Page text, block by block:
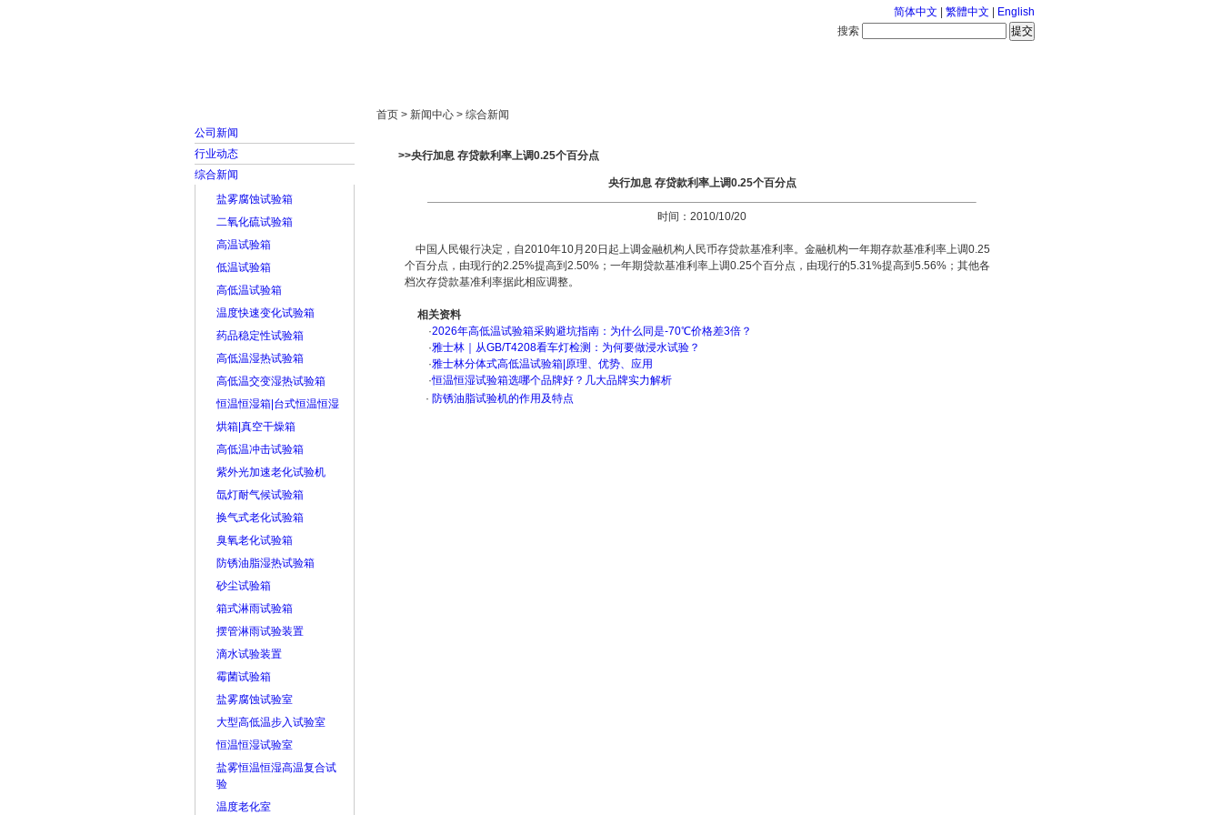
简体中文 繁體中文
English
搜索
公司新闻
行业动态
综合新闻
盐雾腐蚀试验箱
二氧化硫试验箱
高温试验箱
低温试验箱
高低温试验箱
温度快速变化试验箱
药品稳定性试验箱
高低温湿热试验箱
高低温交变湿热试验箱
恒温恒湿箱|台式恒温恒湿
烘箱|真空干燥箱
高低温冲击试验箱
紫外光加速老化试验机
氙灯耐气候试验箱
换气式老化试验箱
臭氧老化试验箱
防锈油脂湿热试验箱
砂尘试验箱
箱式淋雨试验箱
摆管淋雨试验装置
滴水试验装置
霉菌试验箱
盐雾腐蚀试验室
大型高低温步入试验室
恒温恒湿试验室
盐雾恒温恒湿高温复合试
验
温度老化室
首页 > 新闻中心 > 综合新闻
>>央行加息 存贷款利率上调0.25个百分点
央行加息 存贷款利率上调0.25个百分点
时间：2010/10/20
中国人民银行决定，自2010年10月20日起上调金融机构人民币存贷款基准利率。金融机构一年期存款基准利率上调0.25
个百分点，由现行的2.25%提高到2.50%；一年期贷款基准利率上调0.25个百分点，由现行的5.31%提高到5.56%；其他各
档次存贷款基准利率据此相应调整。
相关资料
·2026年高低温试验箱采购避坑指南：为什么同是-70℃价格差3倍？
·雅士林｜从GB/T4208看车灯检测：为何要做浸水试验？
·雅士林分体式高低温试验箱|原理、优势、应用
·恒温恒湿试验箱选哪个品牌好？几大品牌实力解析
· 防锈油脂试验机的作用及特点